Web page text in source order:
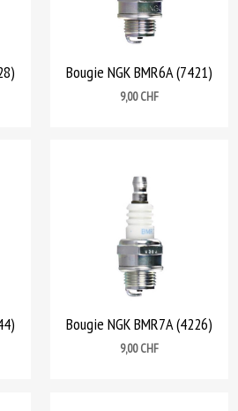
Bougie NGK BMR6A (7421)
Prix
9,00 CHF
Bougie NGK BMR7A (4226)
Prix
9,00 CHF